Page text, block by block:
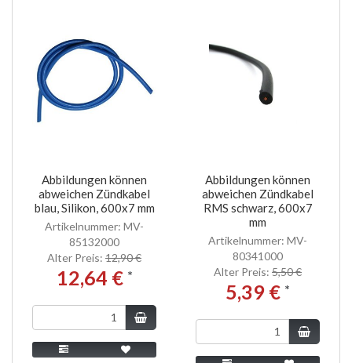
Abbildungen können
abweichen Zündkabel
blau, Silikon, 600x7 mm
Artikelnummer: MV-
85132000
Alter Preis: 12,90 €
12,64 € *
Abbildungen können
abweichen Zündkabel
RMS schwarz, 600x7
mm
Artikelnummer: MV-
80341000
Alter Preis: 5,50 €
5,39 € *